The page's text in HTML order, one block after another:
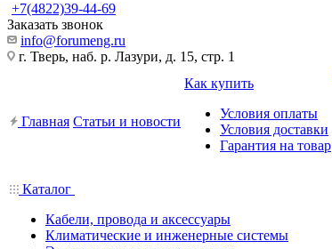
+7(4822)39-44-69
Заказать звонок
info@forumeng.ru
г. Тверь, наб. р. Лазури, д. 15, стр. 1
Главная Статьи и новости
Как купить
Условия оплаты
Условия доставки
Гарантия на товар
Каталог
Кабели, провода и аксессуары
Климатические и инженерные системы